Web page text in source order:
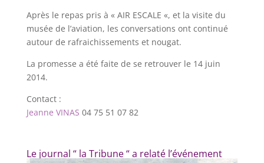
Après le repas pris à « AIR ESCALE «, et la visite du
musée de l’aviation, les conversations ont continué
autour de rafraichissements et nougat.
La promesse a été faite de se retrouver le 14 juin
2014.
Contact :
Jeanne VINAS 04 75 51 07 82
Le journal “ la Tribune “ a relaté l’événement